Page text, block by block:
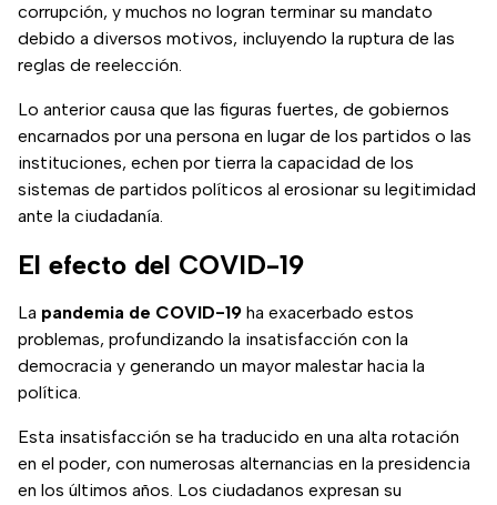
corrupción, y muchos no logran terminar su mandato
debido a diversos motivos, incluyendo la ruptura de las
reglas de reelección.
Lo anterior causa que las figuras fuertes, de gobiernos
encarnados por una persona en lugar de los partidos o las
instituciones, echen por tierra la capacidad de los
sistemas de partidos políticos al erosionar su legitimidad
ante la ciudadanía.
El efecto del COVID-19
La pandemia de COVID-19 ha exacerbado estos
problemas, profundizando la insatisfacción con la
democracia y generando un mayor malestar hacia la
política.
Esta insatisfacción se ha traducido en una alta rotación
en el poder, con numerosas alternancias en la presidencia
en los últimos años. Los ciudadanos expresan su